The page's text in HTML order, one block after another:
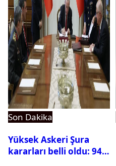
Son Dakika
Yüksek Askeri Şura
kararları belli oldu: 94